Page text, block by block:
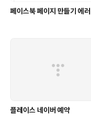
페이스북 페이지 만들기 에러
플레이스 네이버 예약